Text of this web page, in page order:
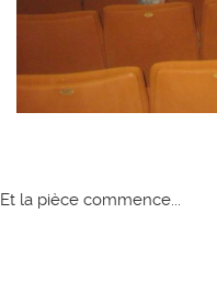
Et la pièce commence...